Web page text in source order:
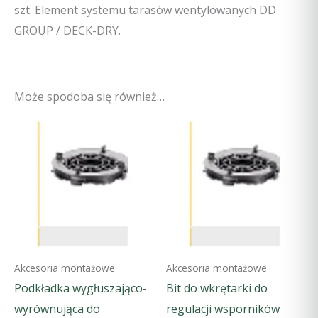
szt. Element systemu tarasów wentylowanych DD
GROUP / DECK-DRY.
Może spodoba się również…
Akcesoria montażowe
Podkładka wygłuszająco-
wyrównująca do
Akcesoria montażowe
Bit do wkrętarki do
regulacji wsporników